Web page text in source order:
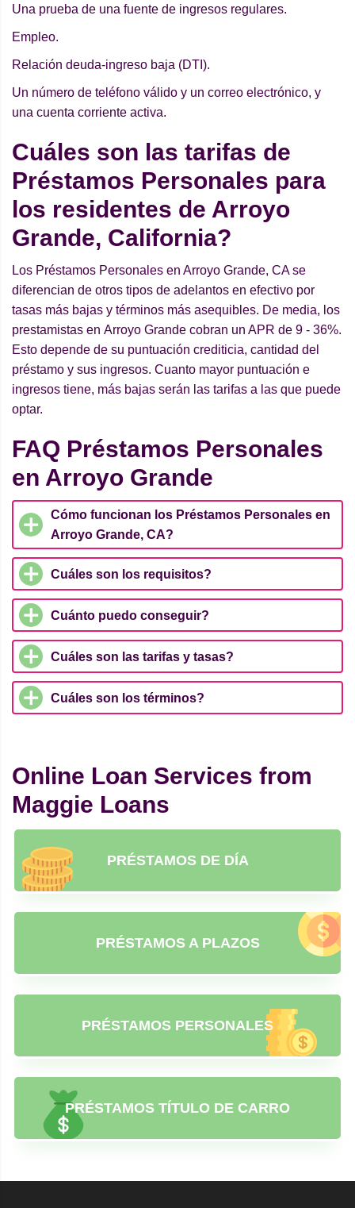
Una prueba de una fuente de ingresos regulares.
Empleo.
Relación deuda-ingreso baja (DTI).
Un número de teléfono válido y un correo electrónico, y
una cuenta corriente activa.
Cuáles son las tarifas de
Préstamos Personales para
los residentes de Arroyo
Grande, California?
Los Préstamos Personales en Arroyo Grande, CA se
diferencian de otros tipos de adelantos en efectivo por
tasas más bajas y términos más asequibles. De media, los
prestamistas en Arroyo Grande cobran un APR de 9 - 36%.
Esto depende de su puntuación crediticia, cantidad del
préstamo y sus ingresos. Cuanto mayor puntuación e
ingresos tiene, más bajas serán las tarifas a las que puede
optar.
FAQ Préstamos Personales
en Arroyo Grande
Cómo funcionan los Préstamos Personales en
Arroyo Grande, CA?
Cuáles son los requisitos?
Cuánto puedo conseguir?
Cuáles son las tarifas y tasas?
Cuáles son los términos?
Online Loan Services from
Maggie Loans
PRÉSTAMOS DE DÍA
PRÉSTAMOS A PLAZOS
PRÉSTAMOS PERSONALES
PRÉSTAMOS TÍTULO DE CARRO